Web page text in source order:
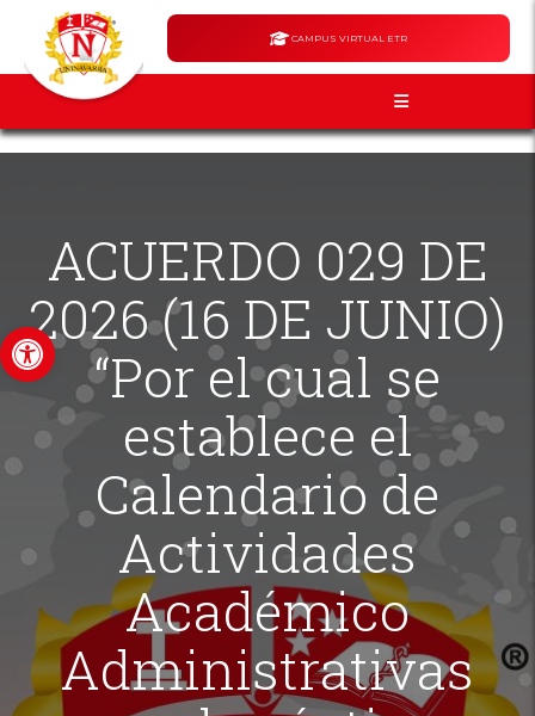
Abrir barra de herramientas
CAMPUS VIRTUAL ETR
ACUERDO 029 DE
2026 (16 DE JUNIO)
“Por el cual se
establece el
Calendario de
Actividades
Académico
Administrativas